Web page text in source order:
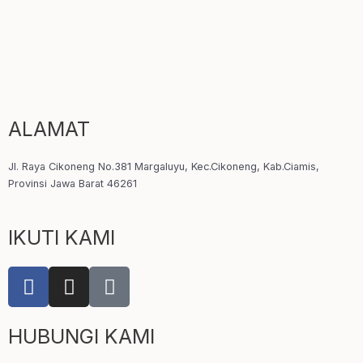
ALAMAT
Jl. Raya Cikoneng No.381 Margaluyu, Kec.Cikoneng, Kab.Ciamis,
Provinsi Jawa Barat 46261
IKUTI KAMI
F
a
e
I
n
t
T
i
t
HUBUNGI KAMI